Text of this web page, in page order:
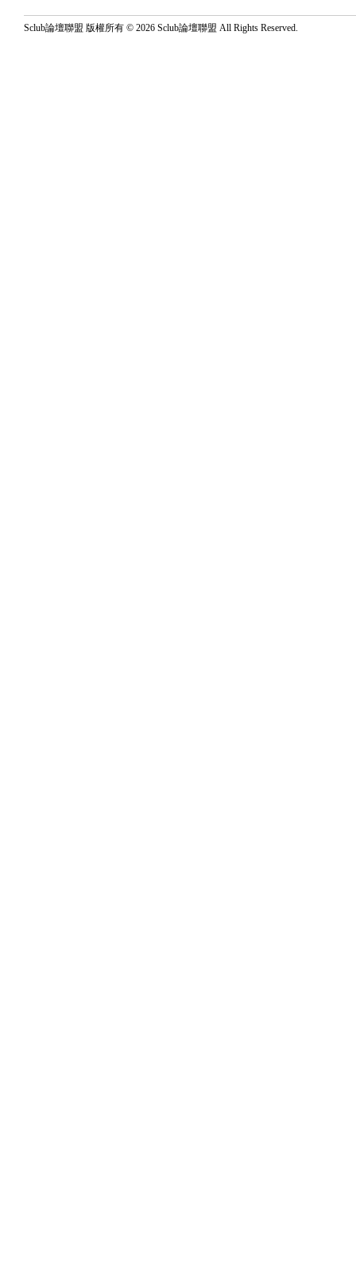
Sclub論壇聯盟 版權所有 © 2026 Sclub論壇聯盟 All Rights Reserved.